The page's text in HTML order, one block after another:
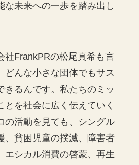
な未来への一歩を踏み出し
社FrankPRの松尾真希も言
どんな小さな団体でもサス
きるんです。私たちのミッ
とを社会に広く伝えていく
の活動を見ても、シングル
、貧困児童の撲滅、障害者
エシカル消費の啓蒙、再生